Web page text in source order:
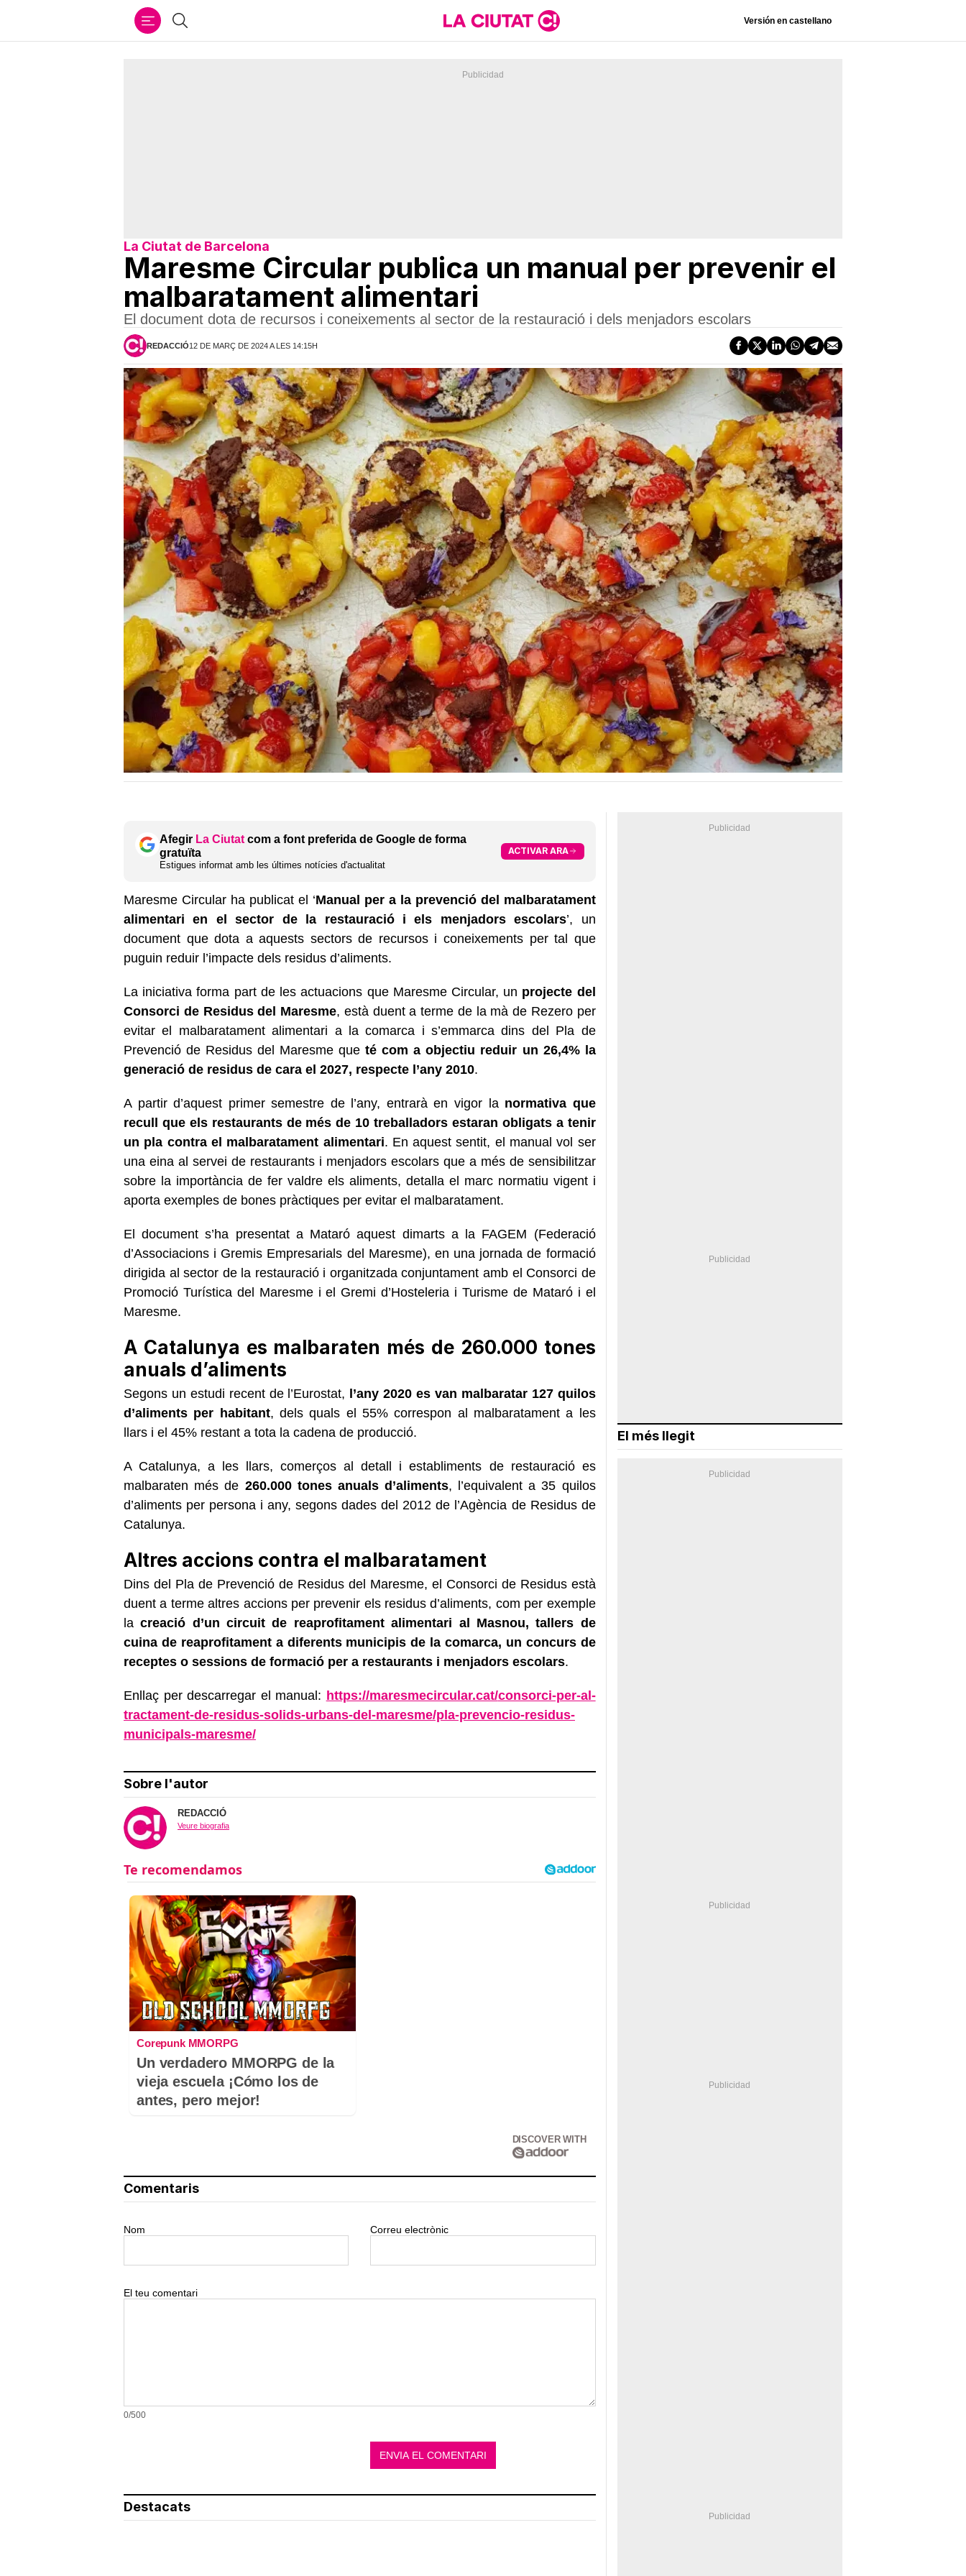
Cercar Versión en castellano
La Ciutat de Barcelona
Maresme Circular publica un manual per prevenir el
malbaratament alimentari
El document dota de recursos i coneixements al sector de la restauració i dels menjadors escolars
REDACCIÓ12 DE MARÇ DE 2024 A LES 14:15H
Afegir La Ciutat com a font preferida de Google de forma
gratuïta
Estigues informat amb les últimes notícies d'actualitat
ACTIVAR ARA
Maresme Circular ha publicat el ‘Manual per a la prevenció del malbaratament
alimentari en el sector de la restauració i els menjadors escolars’, un
document que dota a aquests sectors de recursos i coneixements per tal que
puguin reduir l’impacte dels residus d’aliments.
La iniciativa forma part de les actuacions que Maresme Circular, un projecte del
Consorci de Residus del Maresme, està duent a terme de la mà de Rezero per
evitar el malbaratament alimentari a la comarca i s’emmarca dins del Pla de
Prevenció de Residus del Maresme queté com a objectiu reduir un 26,4% la
generació de residus de cara el 2027, respecte l’any 2010.
A partir d’aquest primer semestre de l’any, entrarà en vigor la normativa que
recull que els restaurants de més de 10 treballadors estaran obligats a tenir
un pla contra el malbaratament alimentari. En aquest sentit, el manual vol ser
una eina al servei de restaurants i menjadors escolars que a més de sensibilitzar
sobre la importància de fer valdre els aliments, detalla el marc normatiu vigent i
aporta exemples de bones pràctiques per evitar el malbaratament.
El document s’ha presentat a Mataró aquest dimarts a la FAGEM (Federació
d’Associacions i Gremis Empresarials del Maresme), en una jornada de formació
dirigida al sector de la restauració i organitzada conjuntament amb el Consorci de
Promoció Turística del Maresme i el Gremi d’Hosteleria i Turisme de Mataró i el
Maresme.
A Catalunya es malbaraten més de 260.000 tones
anuals d’aliments
Segons un estudi recent de l’Eurostat, l’any 2020 es van malbaratar 127 quilos
d’aliments per habitant, dels quals el 55% correspon al malbaratament a les
llars i el 45% restant a tota la cadena de producció.
A Catalunya, a les llars, comerços al detall i establiments de restauració es
malbaraten més de 260.000 tones anuals d’aliments, l’equivalent a 35 quilos
d’aliments per persona i any, segons dades del 2012 de l’Agència de Residus de
Catalunya.
Altres accions contra el malbaratament
Dins del Pla de Prevenció de Residus del Maresme, el Consorci de Residus està
duent a terme altres accions per prevenir els residus d’aliments, com per exemple
lacreació d’un circuit de reaprofitament alimentari al Masnou, tallers de
cuina de reaprofitament a diferents municipis de la comarca, un concurs de
receptes o sessions de formació per a restaurants i menjadors escolars.
Enllaç per descarregar el manual: https://maresmecircular.cat/consorci-per-al-
tractament-de-residus-solids-urbans-del-maresme/pla-prevencio-residus-
municipals-maresme/
Sobre l'autor
REDACCIÓ
Veure biografia
Corepunk MMORPG
Un verdadero MMORPG de la
vieja escuela ¡Cómo los de
antes, pero mejor!
DISCOVER WITH
Comentaris
Nom Correu electrònic
El teu comentari
0/500
Destacats
El més llegit